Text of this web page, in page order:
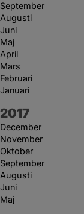
September
Augusti
Juni
Maj
April
Mars
Februari
Januari
År:
2017
December
November
Oktober
September
Augusti
Juni
Maj